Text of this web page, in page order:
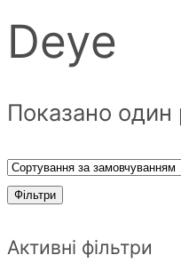
Deye
Показано один
Фільтри
Активні фільтри